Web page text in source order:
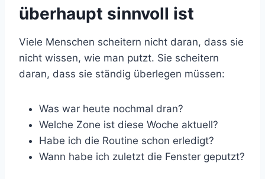
überhaupt sinnvoll ist
Viele Menschen scheitern nicht daran, dass sie
nicht wissen, wie man putzt. Sie scheitern
daran, dass sie ständig überlegen müssen:
Was war heute nochmal dran?
Welche Zone ist diese Woche aktuell?
Habe ich die Routine schon erledigt?
Wann habe ich zuletzt die Fenster geputzt?